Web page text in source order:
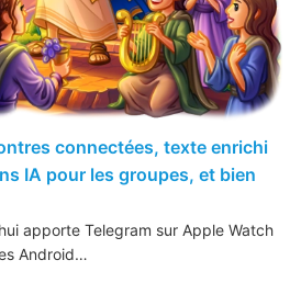
connectées, texte enrichi
IA pour les groupes, et bien
apporte Telegram sur Apple Watch
Android…